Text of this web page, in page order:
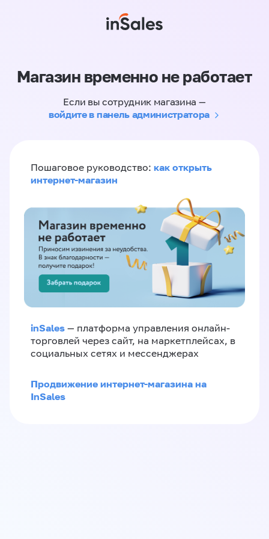
Магазин временно не работает
Если вы сотрудник магазина —
войдите в панель администратора
Пошаговое руководство: как открыть
интернет-магазин
inSales — платформа управления онлайн-
торговлей через сайт, на маркетплейсах, в
социальных сетях и мессенджерах
Продвижение интернет-магазина на
InSales